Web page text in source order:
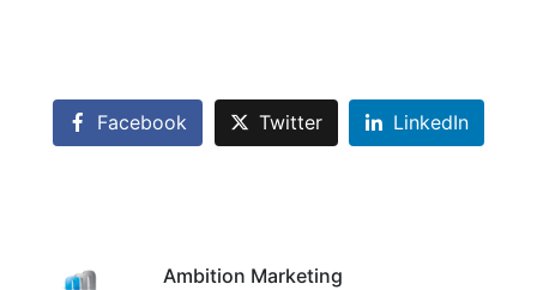
Facebook Twitter LinkedIn
Ambition Marketing